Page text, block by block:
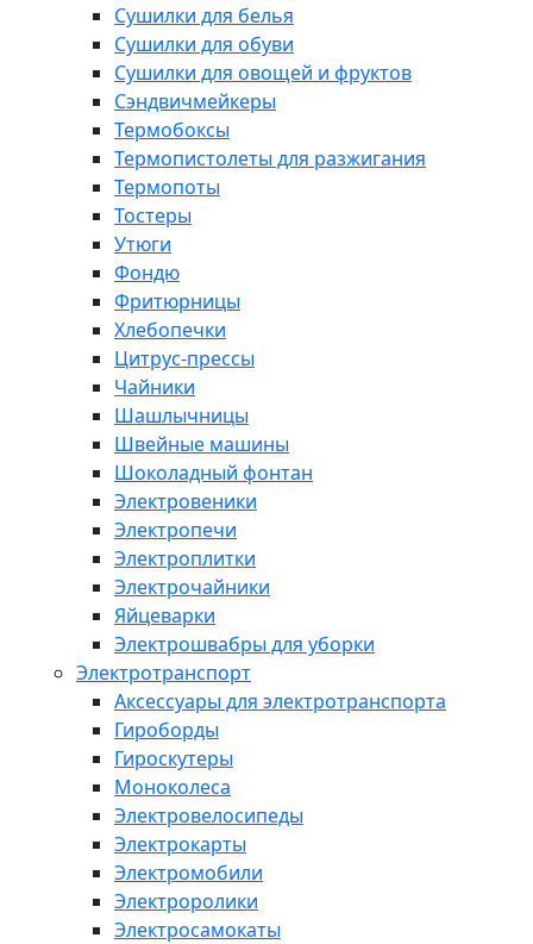
Сушилки для белья
Сушилки для обуви
Сушилки для овощей и фруктов
Сэндвичмейкеры
Термобоксы
Термопистолеты для разжигания
Термопоты
Тостеры
Утюги
Фондю
Фритюрницы
Хлебопечки
Цитрус-прессы
Чайники
Шашлычницы
Швейные машины
Шоколадный фонтан
Электровеники
Электропечи
Электроплитки
Электрочайники
Яйцеварки
Электрошвабры для уборки
Электротранспорт
Аксессуары для электротранспорта
Гироборды
Гироскутеры
Моноколеса
Электровелосипеды
Электрокарты
Электромобили
Электроролики
Электросамокаты